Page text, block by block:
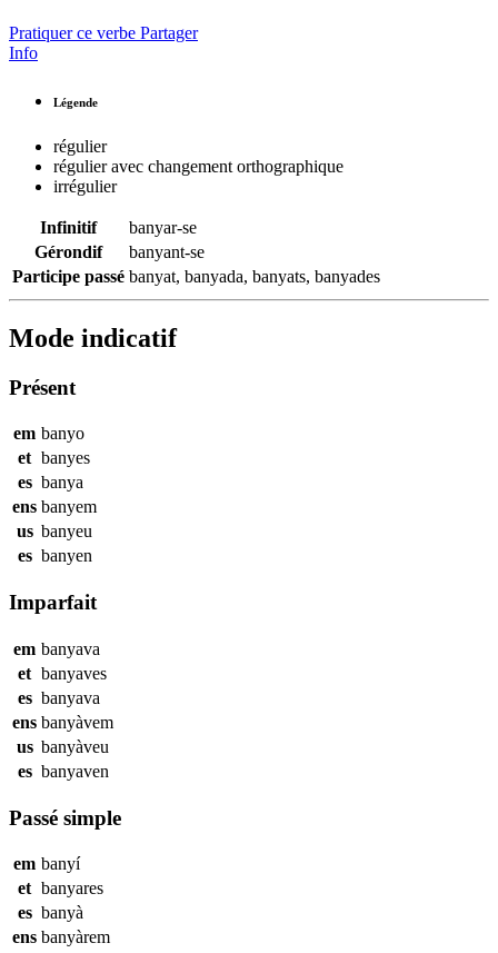
Pratiquer ce verbe Partager
Info
Légende
régulier
régulier avec changement orthographique
irrégulier
Infinitif
banyar-se
Gérondif
banyant-se
Participe passé banyat, banyada, banyats, banyades
Mode indicatif
Présent
em banyo
et banyes
es banya
ens banyem
us banyeu
es banyen
Imparfait
em banyava
et banyaves
es banyava
ens banyàvem
us banyàveu
es banyaven
Passé simple
em banyí
et banyares
es banyà
ens banyàrem